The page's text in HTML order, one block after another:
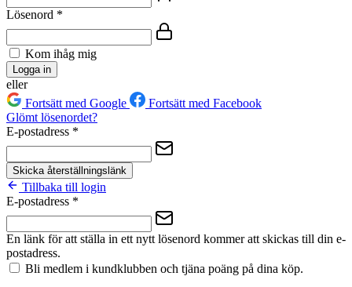
Lösenord *
Kom ihåg mig
Logga in
eller
Fortsätt med Google
Fortsätt med Facebook
Glömt lösenordet?
E-postadress *
Skicka återställningslänk
Tillbaka till login
E-postadress *
En länk för att ställa in ett nytt lösenord kommer att skickas till din e-
postadress.
Bli medlem i kundklubben och tjäna poäng på dina köp.